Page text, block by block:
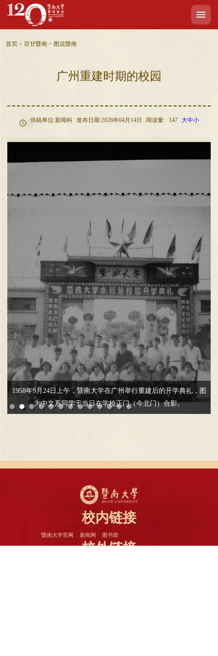
首页 > 百廿暨南 > 图说暨南
广州重建时期的校园
供稿单位:新闻科 发布日期:2026年04月14日 阅读量: 147 大中小
1958年9月24日上午，暨南大学在广州举行重建后的开学典礼，图
为中文系同学于当日在学校正门（今北门）合影。
校内链接
暨南大学官网 新闻网 图书馆
校外链接